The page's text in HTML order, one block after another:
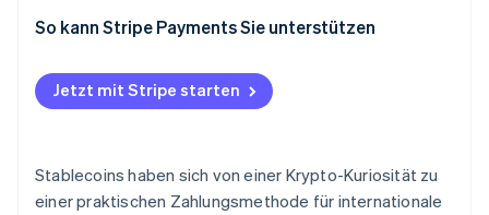
So kann Stripe Payments Sie unterstützen
Jetzt mit Stripe starten
Stablecoins haben sich von einer Krypto-Kuriosität zu
einer praktischen Zahlungsmethode für internationale